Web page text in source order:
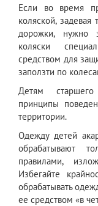
Если во время
коляской, задевая
дорожки, нужно
коляски
средством для
заползти по
Детям
принципы
территории.
Одежду детей
обрабатывают
правилами,
Избегайте
обрабатывать
ее средством «в